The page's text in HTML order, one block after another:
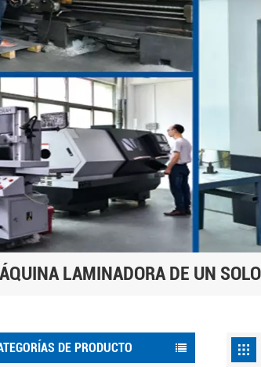
LAMINADORA DE UN
DE PRODUCTO